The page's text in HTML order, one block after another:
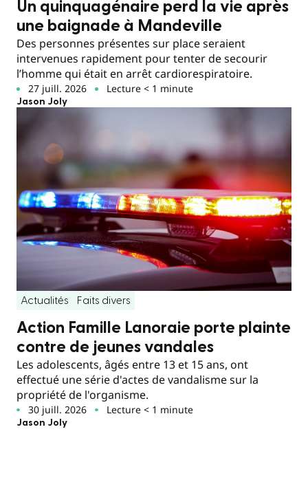
Un quinquagénaire perd la vie après
une baignade à Mandeville
Des personnes présentes sur place seraient
intervenues rapidement pour tenter de secourir
l’homme qui était en arrêt cardiorespiratoire.
27 juill. 2026 Lecture < 1 minute
Jason Joly
Actualités Faits divers
Action Famille Lanoraie porte plainte
contre de jeunes vandales
Les adolescents, âgés entre 13 et 15 ans, ont
effectué une série d'actes de vandalisme sur la
propriété de l'organisme.
30 juill. 2026 Lecture < 1 minute
Jason Joly